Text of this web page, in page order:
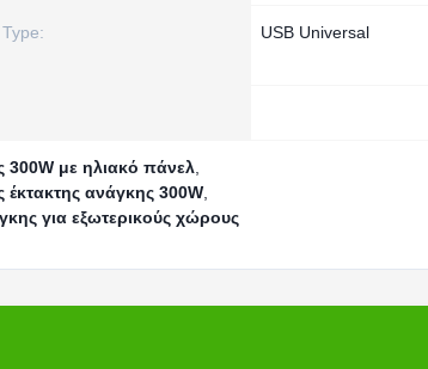
Type: USB Universal
με ηλιακό πάνελ
ανάγκης 300W
για εξωτερικούς χώρους